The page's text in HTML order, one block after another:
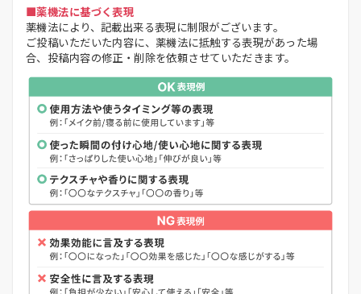
■薬機法に基づく表現
薬機法により、記載出来る表現に制限がございます。
ご投稿いただいた内容に、薬機法に抵触する表現があった場
合、投稿内容の修正・削除を依頼させていただきます。